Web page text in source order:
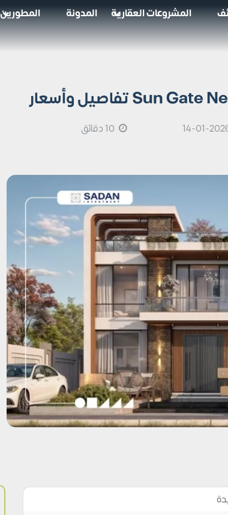
المشروعات العقارية المدونة
المطورين
14-01-